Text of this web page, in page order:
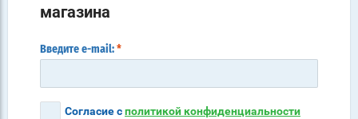
магазина
Введите e-mail: *
Согласие сполитикой конфиденциальности